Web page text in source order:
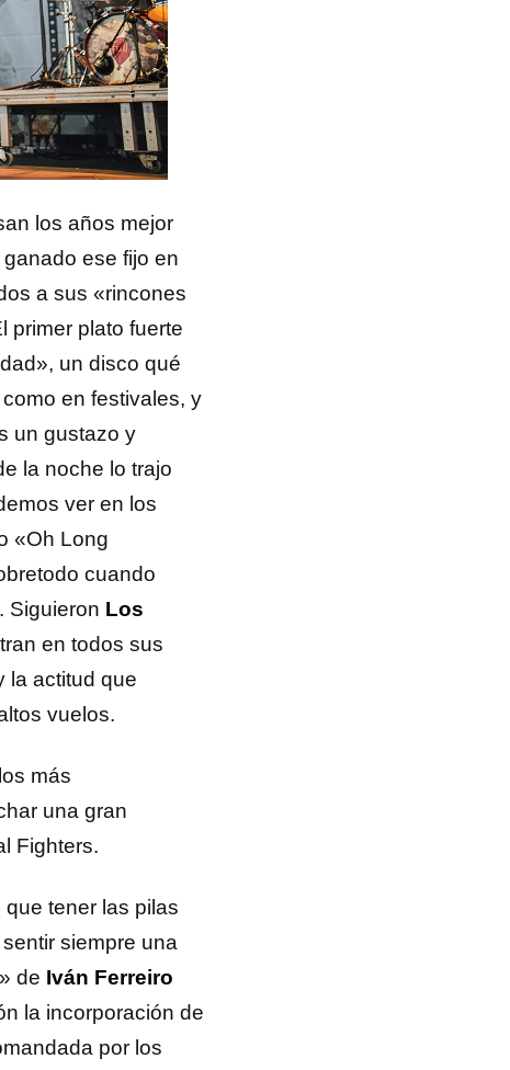
los años mejor
ese fijo en
a sus «rincones
primer plato fuerte
un disco qué
en festivales, y
un gustazo y
la noche lo trajo
ver en los
«Oh Long
cuando
Siguieron Los
en todos sus
la actitud que
vuelos.
más
una gran
Fighters.
tener las pilas
siempre una
de Iván Ferreiro
la incorporación de
por los